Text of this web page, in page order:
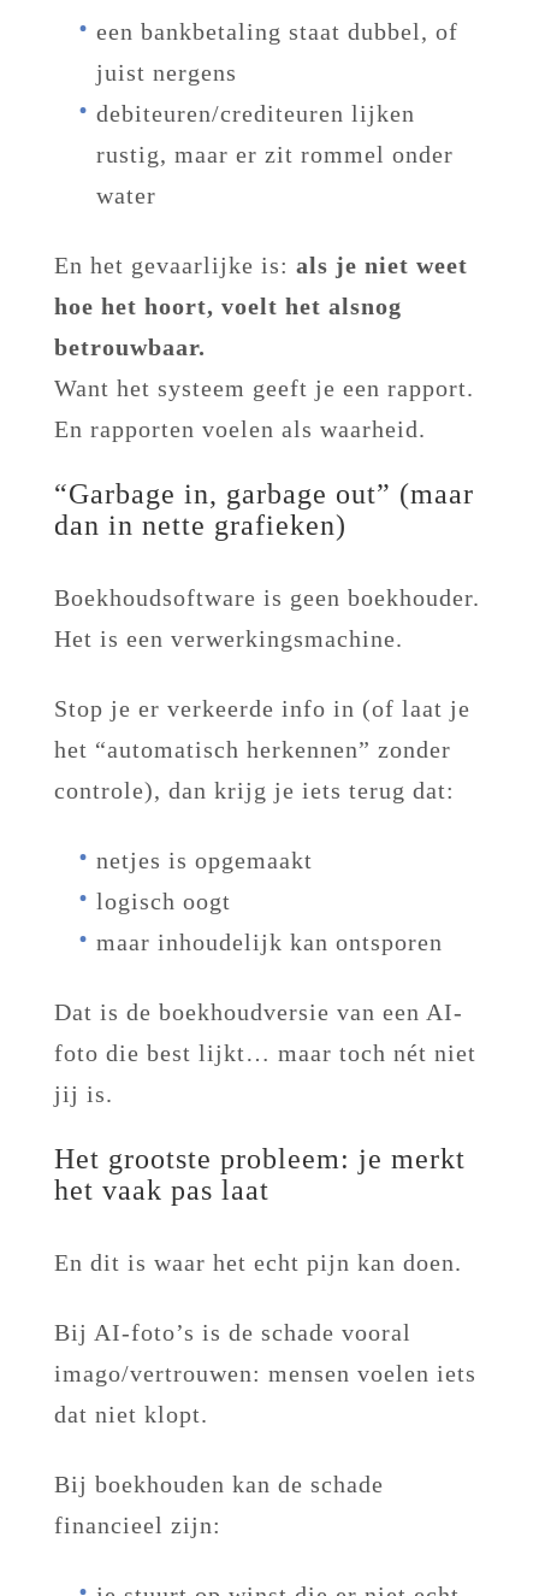
een bankbetaling staat dubbel, of
juist nergens
debiteuren/crediteuren lijken
rustig, maar er zit rommel onder
water
En het gevaarlijke is: als je niet weet
hoe het hoort, voelt het alsnog
betrouwbaar.
Want het systeem geeft je een rapport.
En rapporten voelen als waarheid.
“Garbage in, garbage out” (maar
dan in nette grafieken)
Boekhoudsoftware is geen boekhouder.
Het is een verwerkingsmachine.
Stop je er verkeerde info in (of laat je
het “automatisch herkennen” zonder
controle), dan krijg je iets terug dat:
netjes is opgemaakt
logisch oogt
maar inhoudelijk kan ontsporen
Dat is de boekhoudversie van een AI-
foto die best lijkt… maar toch nét niet
jij is.
Het grootste probleem: je merkt
het vaak pas laat
En dit is waar het echt pijn kan doen.
Bij AI-foto’s is de schade vooral
imago/vertrouwen: mensen voelen iets
dat niet klopt.
Bij boekhouden kan de schade
financieel zijn: